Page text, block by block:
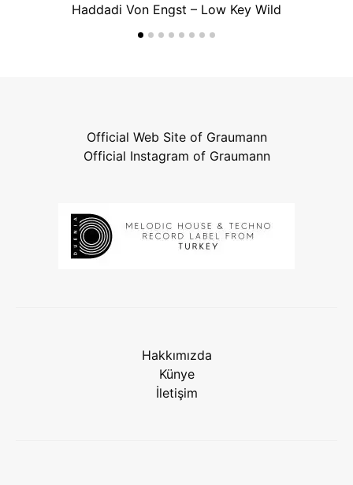
Haddadi Von Engst – Low Key Wild
Official Web Site of Graumann
Official Instagram of Graumann
Hakkımızda
Künye
İletişim